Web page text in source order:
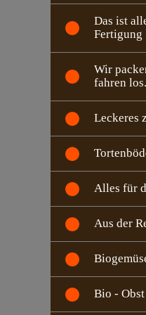
Das ist
Fertigung
Wir
fahren
Leckeres
Alles für
Aus der
Bio - Obst